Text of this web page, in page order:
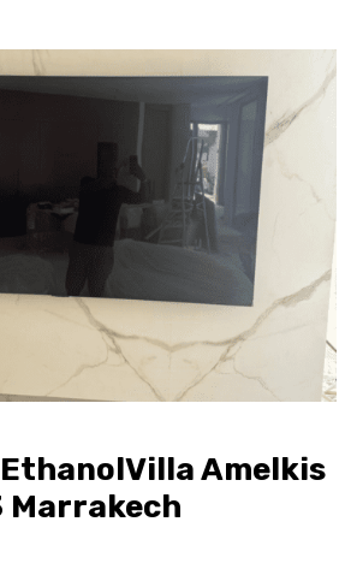
Amelkis
Marrakech